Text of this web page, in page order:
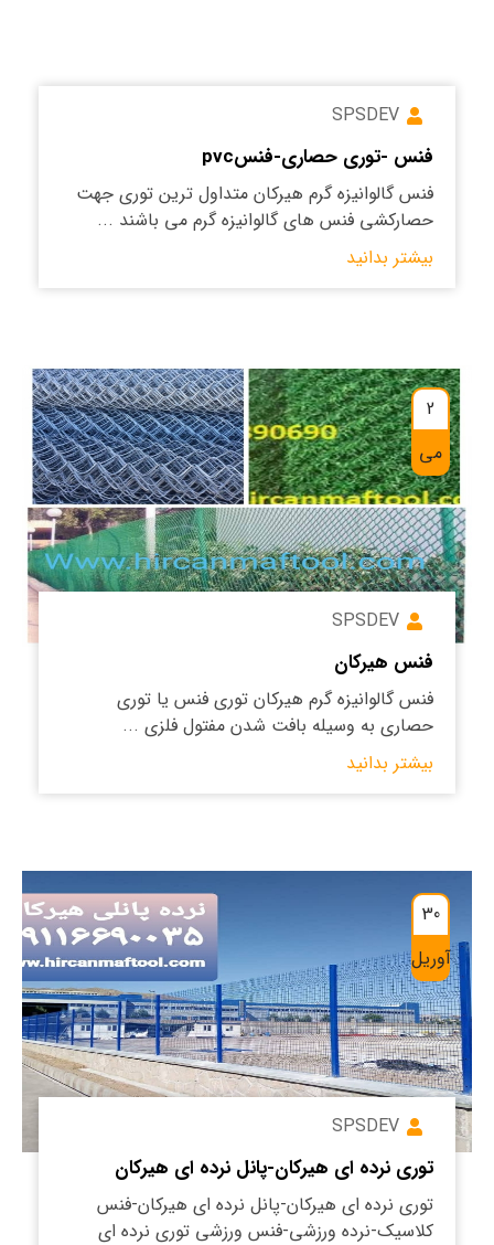
SPSDEV
فنس -توری حصاری-فنسpvc
فنس گالوانیزه گرم هیرکان متداول ترین توری جهت
حصارکشی فنس های گالوانیزه گرم می باشند ...
بیشتر بدانید
2
می
SPSDEV
فنس هیرکان
فنس گالوانیزه گرم هیرکان توری فنس یا توری
حصاری به وسیله بافت شدن مفتول فلزی ...
بیشتر بدانید
30
آوریل
SPSDEV
توری نرده ای هیرکان-پانل نرده ای هیرکان
توری نرده ای هیرکان-پانل نرده ای هیرکان-فنس
کلاسیک-نرده ورزشی-فنس ورزشی توری نرده ای